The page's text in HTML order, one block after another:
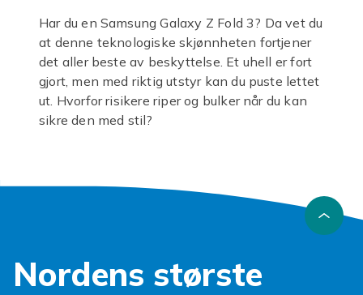
Har du en Samsung Galaxy Z Fold 3? Da vet du
at denne teknologiske skjønnheten fortjener
det aller beste av beskyttelse. Et uhell er fort
gjort, men med riktig utstyr kan du puste lettet
ut. Hvorfor risikere riper og bulker når du kan
sikre den med stil?
å bevare din verdifulle enhet. Tenk deg
friheten av å vite at mobilen din er trygg, selv i
hverdagens travle øyeblikk. Vårt utvalg tilbyr
skjermen og det sensitive hengslet, som er
unikt for nettopp denne foldbare modellen. Et
Nordens største